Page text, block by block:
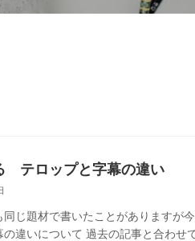
テロップと字幕の違い
同じ題材で書いたことがありますが
の違いについて 過去の記事と合わせ